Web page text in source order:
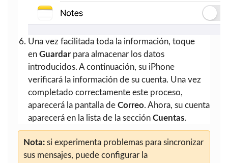
Una vez facilitada toda la información, toque
en Guardarpara almacenar los datos
introducidos. A continuación, su iPhone
verificará la información de su cuenta. Una vez
completado correctamente este proceso,
aparecerá la pantalla de Correo. Ahora, su cuenta
aparecerá en la lista de la sección Cuentas.
Nota: si experimenta problemas para sincronizar
sus mensajes, puede configurar la